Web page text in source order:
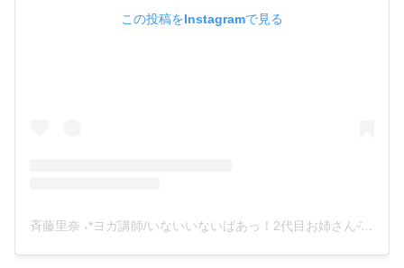
この投稿をInstagramで見る
斉藤里奈 ˖*ヨガ講師/いないいないばあっ！2代目お姉さんᵕ̈*(@rina.saito1003)がシェアした投稿